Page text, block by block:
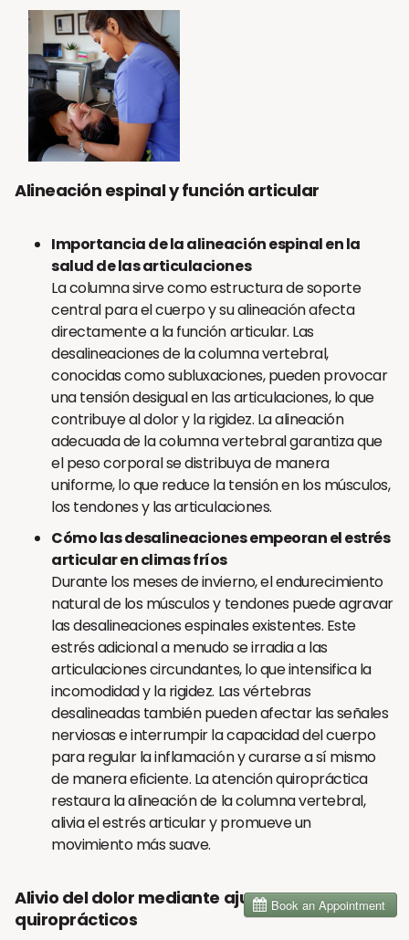
Alineación espinal y función articular
Importancia de la alineación espinal en la
salud de las articulaciones
La columna sirve como estructura de soporte
central para el cuerpo y su alineación afecta
directamente a la función articular. Las
desalineaciones de la columna vertebral,
conocidas como subluxaciones, pueden provocar
una tensión desigual en las articulaciones, lo que
contribuye al dolor y la rigidez. La alineación
adecuada de la columna vertebral garantiza que
el peso corporal se distribuya de manera
uniforme, lo que reduce la tensión en los músculos,
los tendones y las articulaciones.
Cómo las desalineaciones empeoran el estrés
articular en climas fríos
Durante los meses de invierno, el endurecimiento
natural de los músculos y tendones puede agravar
las desalineaciones espinales existentes. Este
estrés adicional a menudo se irradia a las
articulaciones circundantes, lo que intensifica la
incomodidad y la rigidez. Las vértebras
desalineadas también pueden afectar las señales
nerviosas e interrumpir la capacidad del cuerpo
para regular la inflamación y curarse a sí mismo
de manera eficiente. La atención quiropráctica
restaura la alineación de la columna vertebral,
alivia el estrés articular y promueve un
movimiento más suave.
Alivio del dolor mediante ajustes
quiroprácticos